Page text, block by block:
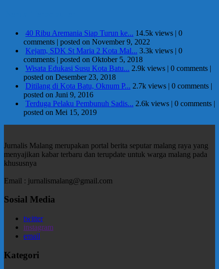
40 Ribu Aremania Siap Turun ke... 14.5k views | 0
comments | posted on November 9, 2022
Kejam, SDK St Maria 2 Kota Mal... 3.3k views | 0
comments | posted on Oktober 5, 2018
Wisata Edukasi Susu Kota Batu... 2.9k views | 0 comments |
posted on Desember 23, 2018
Ditilang di Kota Batu, Oknum P... 2.7k views | 0 comments |
posted on Juni 9, 2016
Terduga Pelaku Pembunuh Sadis... 2.6k views | 0 comments |
posted on Mei 15, 2019
Jurnalis Malang merupakan portal berita seputar malang raya yang
menyajikan kabar terbaru dan terupdate untuk warga malang pada
khususnya
Email : jurnalismalang@gmail.com
Sosial Media
twitter
instagram
email
Kategori